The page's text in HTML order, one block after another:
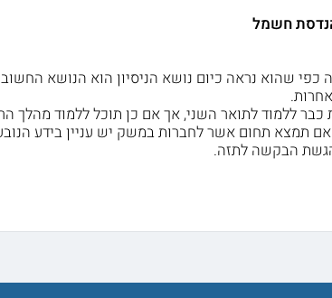
חשמל
שהוא נראה כיום נושא הניסיון הוא הנושא
ללמוד לתואר השני, אך אם כן תוכל ללמוד מהלך
תמצא תחום אשר לחברות במשק יש עניין בידע
הבקשה לתזה.